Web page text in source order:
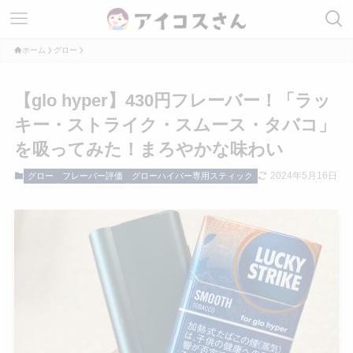
ホーム グロー
【glo hyper】430円フレーバー！「ラッ
キー・ストライク・スムース・タバコ」
を吸ってみた！まろやかな味わい
グロー フレーバー評価 グローハイパー専用スティック 2024年5月16日